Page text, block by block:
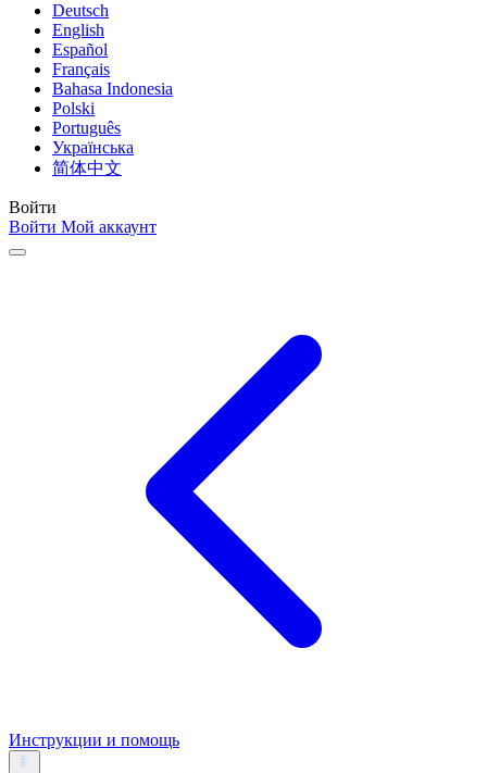
Deutsch
English
Español
Français
Bahasa Indonesia
Polski
Português
Українська
简体中文
Войти
Войти Мой аккаунт
Инструкции и помощь